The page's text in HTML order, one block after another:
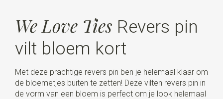
We Love Ties Revers pin
vilt bloem kort
Met deze prachtige revers pin ben je helemaal klaar om
de bloemetjes buiten te zetten! Deze vilten revers pin in
de vorm van een bloem is perfect om je look helemaal